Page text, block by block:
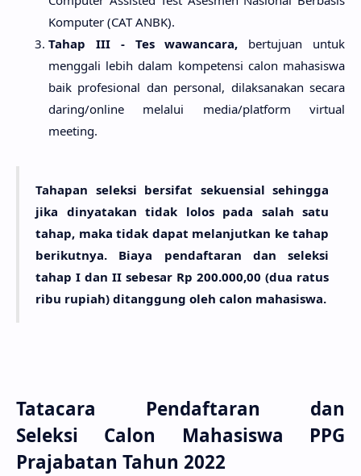
Komputer (CAT ANBK).
Tahap III - Tes wawancara, bertujuan untuk
menggali lebih dalam kompetensi calon mahasiswa
baik profesional dan personal, dilaksanakan secara
daring/online melalui media/platform virtual
meeting.
Tahapan seleksi bersifat sekuensial sehingga
jika dinyatakan tidak lolos pada salah satu
tahap, maka tidak dapat melanjutkan ke tahap
berikutnya. Biaya pendaftaran dan seleksi
tahap I dan II sebesar Rp 200.000,00 (dua ratus
ribu rupiah) ditanggung oleh calon mahasiswa.
Tatacara Pendaftaran dan
Seleksi Calon Mahasiswa PPG
Prajabatan Tahun 2022